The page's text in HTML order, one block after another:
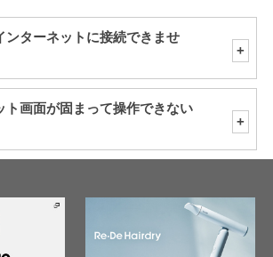
ンターネットに接続できませ
ト画面が固まって操作できない